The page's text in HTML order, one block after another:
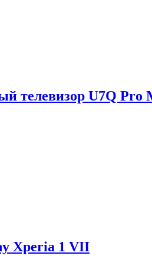
телевизор U7Q Pro
Xperia 1 VII